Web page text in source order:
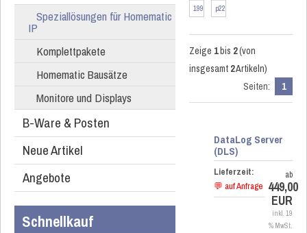
Speziallösungen für Homematic
IP
Komplettpakete
Homematic Bausätze
Monitore und Displays
B-Ware & Posten
Neue Artikel
Angebote
Schnellkauf
199100 p2283
Zeige 1bis 2(von
insgesamt 2Artikeln)
Seiten:
1
DataLog Server
(DLS)
Lieferzeit:
💬 auf Anfrage
ab
449,00
EUR
inkl. 19
% MwSt.